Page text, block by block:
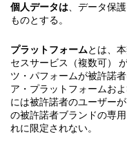
個人データは 、データ保
ものとする。
プラットフォームとは、
セスサービス（複数可）
ツ・パフォームが被許諾
ア・プラットフォームお
には被許諾者のユーザー
の被許諾者ブランドの専
れに限定されない。